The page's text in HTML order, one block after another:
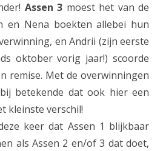
Assen 3 moest het van de
en Nena boekten allebei hun
en Andrii (zijn eerste
oktober vorig jaar!) scoorde
remise. Met de overwinningen
betekende dat ook hier een
kleinste verschil!
keer dat Assen 1 blijkbaar
als Assen 2 en/of 3 dat doet,